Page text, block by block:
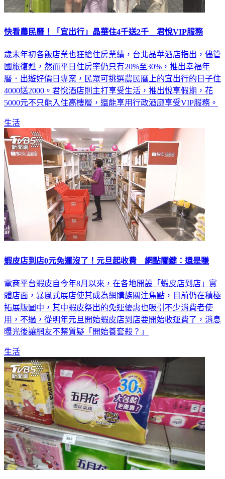
快看農民曆！「宜出行」晶華住4千送2千 君悅VIP服務
歲末年初各飯店業也狂搶住房業績，台北晶華酒店指出，儘管
國旅復甦，然而平日住房率仍只有20%至30%，推出幸福年
曆．出遊好價日專案，民眾可挑選農民曆上的宜出行的日子住
4000送2000。君悅酒店則主打享受生活，推出悅享假期，花
5000元不只能入住高樓層，還能享用行政酒廊享受VIP服務。
生活
蝦皮店到店0元免運沒了！元旦起收費 網點關鍵：還是賺
電商平台蝦皮自今年8月以來，在各地開設「蝦皮店到店」實
體店面，暴風式展店使其成為網購族關注焦點，目前仍在積極
拓展版圖中，其中蝦皮祭出的免運優惠也吸引不少消費者使
用，不過，從明年元旦開始蝦皮店到店要開始收運費了，消息
曝光後讓網友不禁質疑「開始養套殺？」
生活